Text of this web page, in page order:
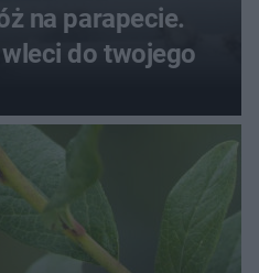
na parapecie.
do twojego